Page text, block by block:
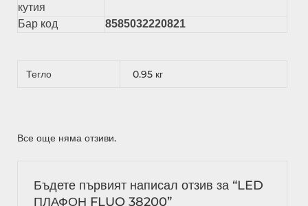
кутия
Бар код 8585032220821
Тегло 0.95 кг
Все още няма отзиви.
Бъдете първият написал отзив за “LED
ПЛАФОН FLUO 38200”